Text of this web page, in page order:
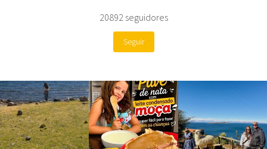
20892 seguidores
Seguir